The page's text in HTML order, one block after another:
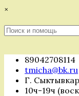
Перейти
содержимому
×
Поиск
89042708114
tmicha@bk.ru
Г.
10ч-19ч